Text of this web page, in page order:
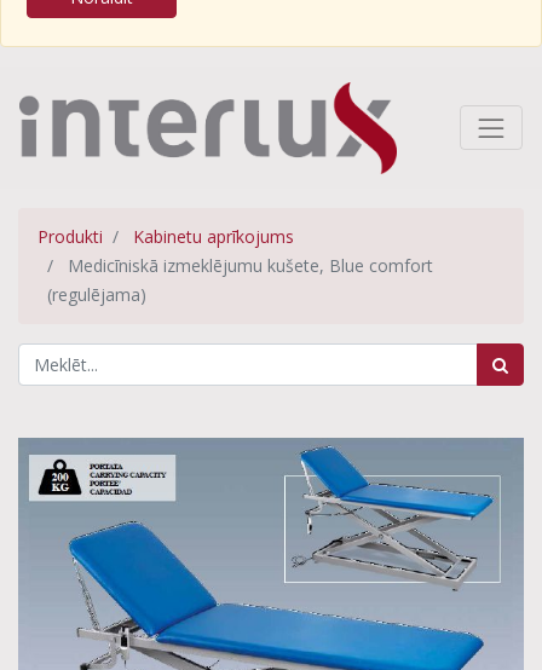
Produkti
Kabinetu aprīkojums
Medicīniskā izmeklējumu kušete, Blue comfort
(regulējama)